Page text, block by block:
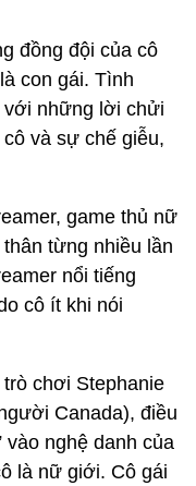
đồng đội của cô
con gái. Tình
với những lời chửi
và sự chế giễu,
game thủ nữ
từng nhiều lần
nổi tiếng
cô ít khi nói
chơi Stephanie
Canada), điều
vào nghệ danh của
là nữ giới. Cô gái